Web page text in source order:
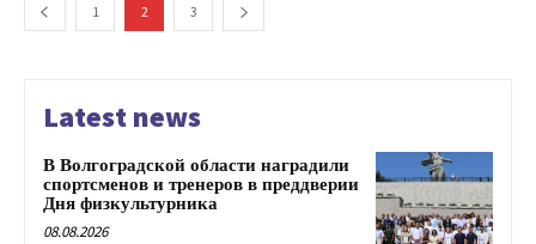
1 2 3
Latest news
В Волгоградской области наградили
спортсменов и тренеров в преддверии
Дня физкультурника
08.08.2026